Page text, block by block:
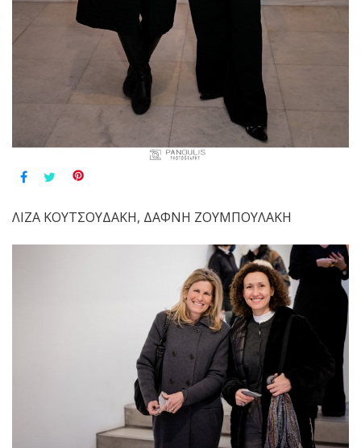
ΛΙΖΑ ΚΟΥΤΣΟΥΔΑΚΗ, ΔΑΦΝΗ ΖΟΥΜΠΟΥΛΑΚΗ